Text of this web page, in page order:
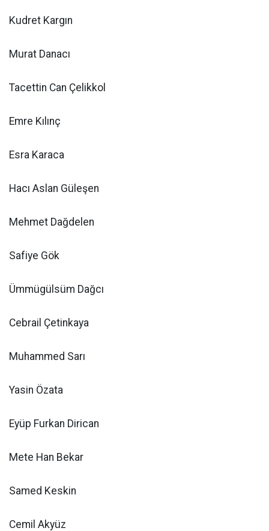
Kudret Kargın
Murat Danacı
Tacettin Can Çelikkol
Emre Kılınç
Esra Karaca
Hacı Aslan Güleşen
Mehmet Dağdelen
Safiye Gök
Ümmügülsüm Dağcı
Cebrail Çetinkaya
Muhammed Sarı
Yasin Özata
Eyüp Furkan Dirican
Mete Han Bekar
Samed Keskin
Cemil Akyüz